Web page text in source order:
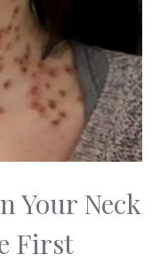
Your Neck
First